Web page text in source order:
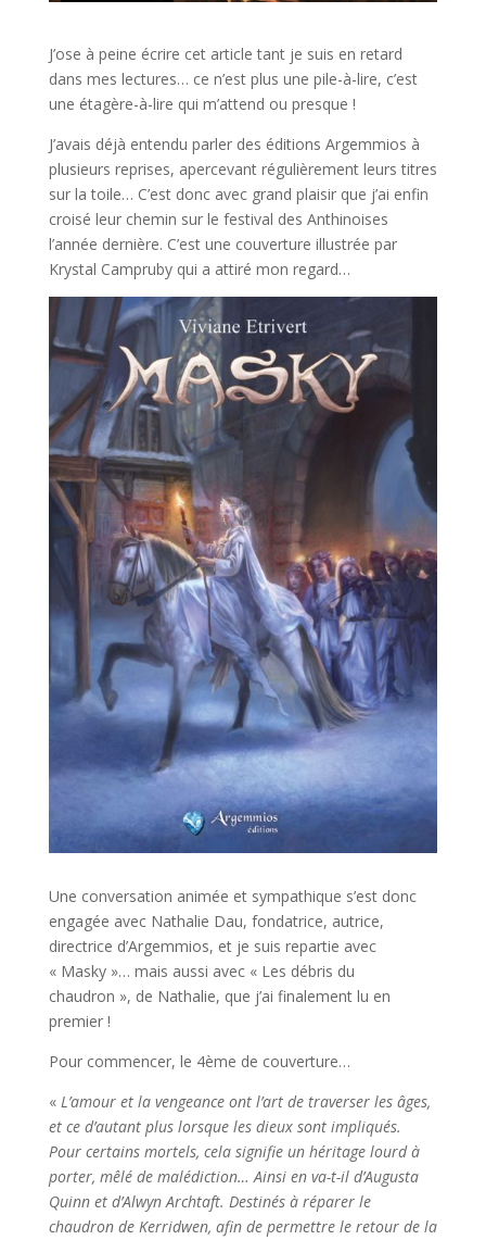
J’ose à peine écrire cet article tant je suis en retard
dans mes lectures… ce n’est plus une pile-à-lire, c’est
une étagère-à-lire qui m’attend ou presque !
J’avais déjà entendu parler des éditions Argemmios à
plusieurs reprises, apercevant régulièrement leurs titres
sur la toile… C’est donc avec grand plaisir que j’ai enfin
croisé leur chemin sur le festival des Anthinoises
l’année dernière. C’est une couverture illustrée par
Krystal Campruby qui a attiré mon regard…
Une conversation animée et sympathique s’est donc
engagée avec Nathalie Dau, fondatrice, autrice,
directrice d’Argemmios, et je suis repartie avec
« Masky »… mais aussi avec « Les débris du
chaudron », de Nathalie, que j’ai finalement lu en
premier !
Pour commencer, le 4ème de couverture…
« L’amour et la vengeance ont l’art de traverser les âges,
et ce d’autant plus lorsque les dieux sont impliqués.
Pour certains mortels, cela signifie un héritage lourd à
porter, mêlé de malédiction… Ainsi en va-t-il d’Augusta
Quinn et d’Alwyn Archtaft. Destinés à réparer le
chaudron de Kerridwen, afin de permettre le retour de la